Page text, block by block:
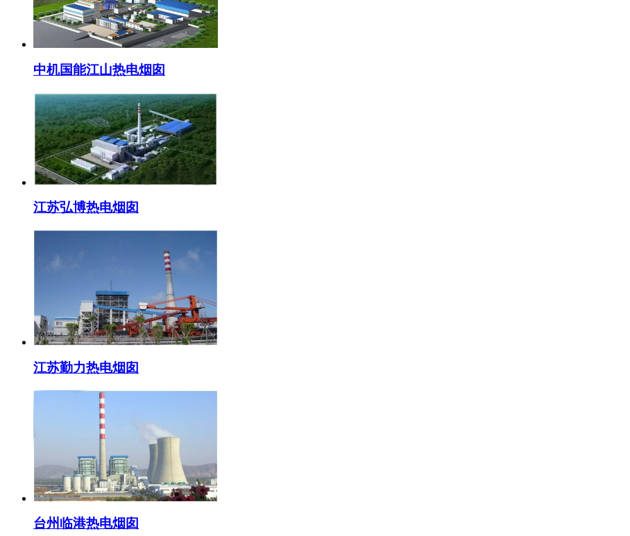
中机国能江山热电烟囱
江苏弘博热电烟囱
江苏勤力热电烟囱
台州临港热电烟囱